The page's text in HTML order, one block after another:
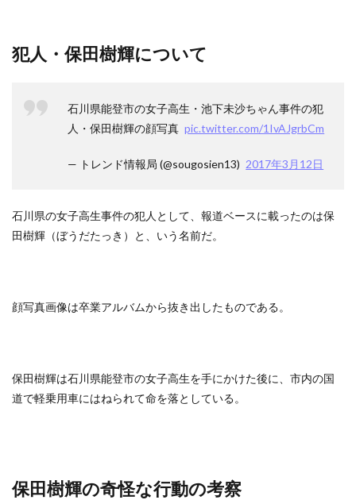
犯人・保田樹輝について
石川県能登市の女子高生・池下未沙ちゃん事件の犯
人・保田樹輝の顔写真 pic.twitter.com/1IvAJgrbCm
— トレンド情報局 (@sougosien13) 2017年3月12日
石川県の女子高生事件の犯人として、報道ベースに載ったのは保
田樹輝（ぼうだたっき）と、いう名前だ。
顔写真画像は卒業アルバムから抜き出したものである。
保田樹輝は石川県能登市の女子高生を手にかけた後に、市内の国
道で軽乗用車にはねられて命を落としている。
保田樹輝の奇怪な行動の考察